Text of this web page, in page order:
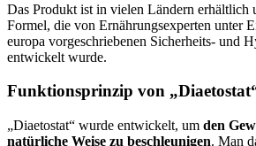
Das Produkt ist in vielen Ländern erhältlich
Formel, die von Ernährungsexperten unter
europa vorgeschriebenen Sicherheits- und
entwickelt wurde.
Funktionsprinzip von
„Diaetostat“ wurde entwickelt, um den
natürliche Weise zu beschleunigen. Man